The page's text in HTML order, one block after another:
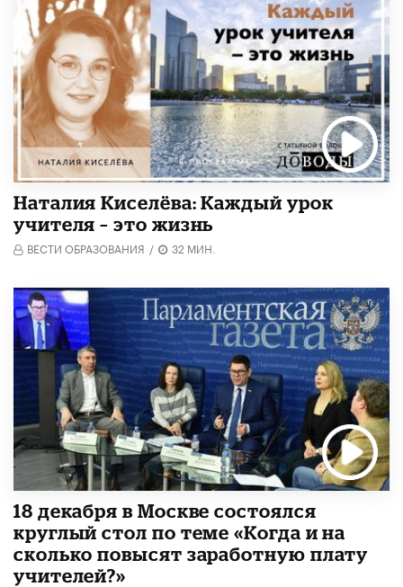
Наталия Киселёва: Каждый урок
учителя – это жизнь
ВЕСТИ ОБРАЗОВАНИЯ / 32 МИН.
18 декабря в Москве состоялся
круглый стол по теме «Когда и на
сколько повысят заработную плату
учителей?»